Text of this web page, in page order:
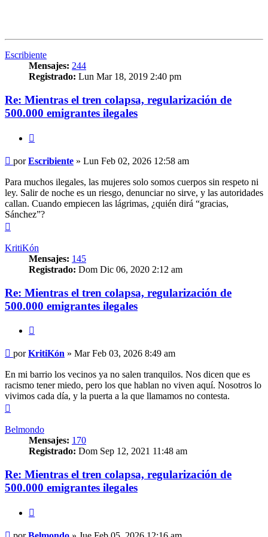
Escribiente
Mensajes: 244
Registrado: Lun Mar 18, 2019 2:40 pm
Re: Mientras el tren colapsa, regularización de
500.000 emigrantes ilegales
Mensaje
porEscribiente » Lun Feb 02, 2026 12:58 am
Para muchos ilegales, las mujeres solo somos cuerpos sin respeto ni
ley. Salir de noche es un riesgo, denunciar no sirve, y las autoridades
callan. Cuando empiecen las lágrimas, ¿quién dirá “gracias,
Sánchez”?
KritiKón
Mensajes: 145
Registrado: Dom Dic 06, 2020 2:12 am
Re: Mientras el tren colapsa, regularización de
500.000 emigrantes ilegales
Mensaje
porKritiKón » Mar Feb 03, 2026 8:49 am
En mi barrio los vecinos ya no salen tranquilos. Nos dicen que es
racismo tener miedo, pero los que hablan no viven aquí. Nosotros lo
vivimos cada día, y la puerta a la que llamamos no contesta.
Belmondo
Mensajes: 170
Registrado: Dom Sep 12, 2021 11:48 am
Re: Mientras el tren colapsa, regularización de
500.000 emigrantes ilegales
Mensaje